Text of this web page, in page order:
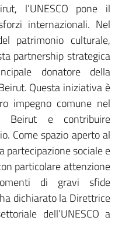
l’UNESCO pone il
internazionali. Nel
patrimonio culturale,
partnership strategica
donatore della
Questa iniziativa è
impegno comune nel
e contribuire
Come spazio aperto al
partecipazione sociale e
particolare attenzione
di gravi sfide
dichiarato la Direttrice
dell’UNESCO a